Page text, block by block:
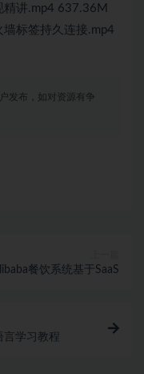
精讲.mp4 637.36M
标签持久连接.mp4
发布，如对资源有争
餐饮系统基于SaaS
言学习教程